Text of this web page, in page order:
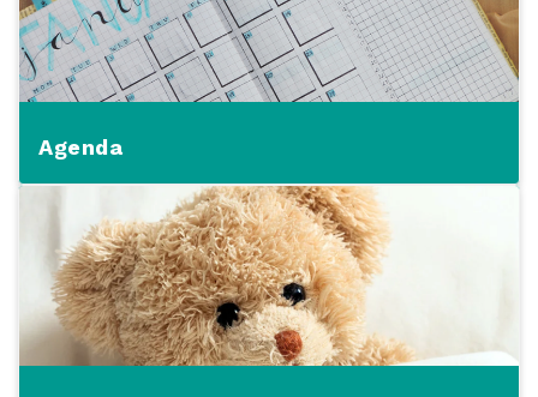
Agenda